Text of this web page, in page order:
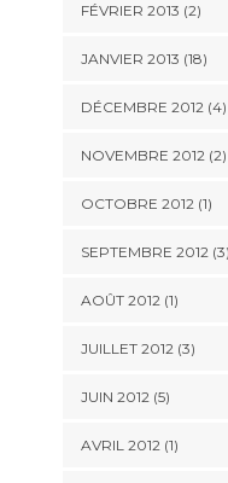
FÉVRIER 2013 (2)
JANVIER 2013 (18)
DÉCEMBRE 2012 (4)
NOVEMBRE 2012 (2)
OCTOBRE 2012 (1)
SEPTEMBRE 2012 (3)
AOÛT 2012 (1)
JUILLET 2012 (3)
JUIN 2012 (5)
AVRIL 2012 (1)